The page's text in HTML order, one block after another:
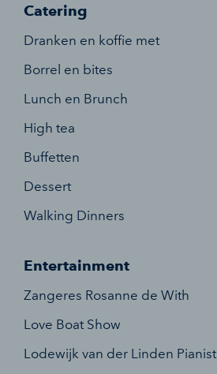
Catering
Dranken en koffie met
Borrel en bites
Lunch en Brunch
High tea
Buffetten
Dessert
Walking Dinners
Entertainment
Zangeres Rosanne de With
Love Boat Show
Lodewijk van der Linden Pianist